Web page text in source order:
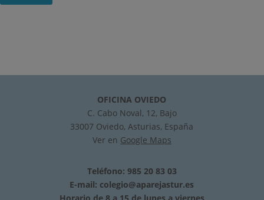
OFICINA OVIEDO
C. Cabo Noval, 12, Bajo
33007 Oviedo, Asturias, España
Ver en Google Maps
Teléfono: 985 20 83 03
E-mail: colegio@aparejastur.es